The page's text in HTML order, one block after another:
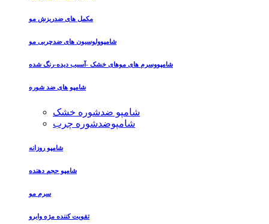
مکمل های ضدریزش مو
شامپوولوسیون های ضدچربی مو
شامپووسرم های موهای خشک -آسیب دیده-رنگ شده
شامپو های ضد شوره
شامپو ضدشوره خشک
شامپوضدشوره چرب
شامپو روزانه
شامپو حجم دهنده
سرم مو
تقویت کننده مژه وابرو